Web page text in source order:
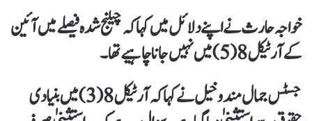
خواجہ حارث نے اپنے دلائل میں کہاکہ چیلنج شدہ فیصلے میں آئین
کے آرٹیکل 8(5) میں نہیں جانا چاہیےتھا۔
جسٹس جمال مندوخیل نے کہاکہ آرٹیکل 8(3) میں بنیادی